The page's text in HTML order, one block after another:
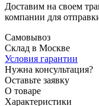
Доставим на своем
компании для
Самовывоз
Склад в Москве
Условия гарантии
Нужна консультация?
Оставьте заявку
О товаре
Характеристики